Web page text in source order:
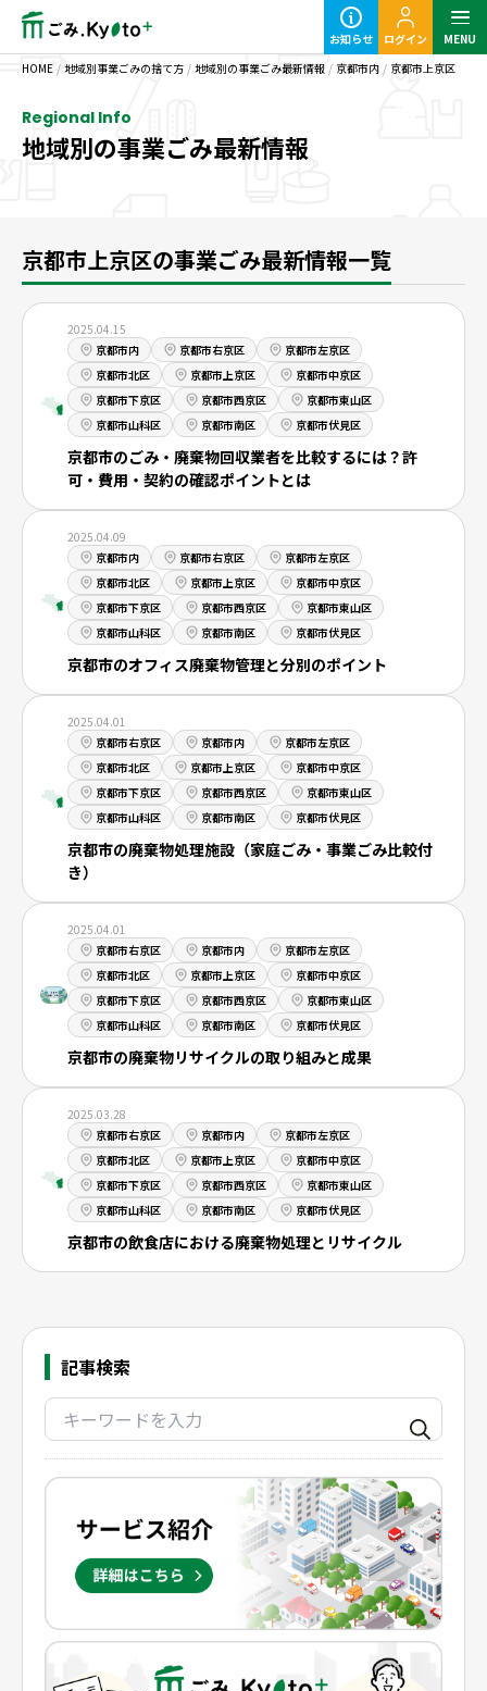
粗大ごみ回収のご利用の流れ
事業ごみの基本知識
業種別事業ごみの捨て方
お知らせ ログイン
MENU
HOME / 地域別事業ごみの捨て方 / 地域別の事業ごみ最新情報 / 京都市内 / 京都市上京区
Regional Info
地域別の事業ごみ最新情報
京都市上京区の事業ごみ最新情報一覧
2025.04.15
京都市内
京都市右京区
京都市左京区
京都市北区
京都市上京区
京都市中京区
京都市下京区
京都市西京区
京都市東山区
京都市山科区
京都市南区 京都市伏見区
京都市のごみ・廃棄物回収業者を比較するには？許
可・費用・契約の確認ポイントとは
2025.04.09
京都市内
京都市右京区
京都市左京区
京都市北区
京都市上京区
京都市中京区
京都市下京区
京都市西京区
京都市東山区
京都市山科区
京都市南区 京都市伏見区
京都市のオフィス廃棄物管理と分別のポイント
2025.04.01
京都市右京区
京都市内
京都市左京区
京都市北区
京都市上京区
京都市中京区
京都市下京区
京都市西京区
京都市東山区
京都市山科区
京都市南区 京都市伏見区
京都市の廃棄物処理施設（家庭ごみ・事業ごみ比較付
き）
2025.04.01
京都市右京区
京都市内
京都市左京区
京都市北区
京都市上京区
京都市中京区
京都市下京区
京都市西京区
京都市東山区
京都市山科区
京都市南区 京都市伏見区
京都市の廃棄物リサイクルの取り組みと成果
2025.03.28
京都市右京区
京都市内
京都市左京区
京都市北区
京都市上京区
京都市中京区
京都市下京区
京都市西京区
京都市東山区
京都市山科区
京都市南区 京都市伏見区
京都市の飲食店における廃棄物処理とリサイクル
記事検索